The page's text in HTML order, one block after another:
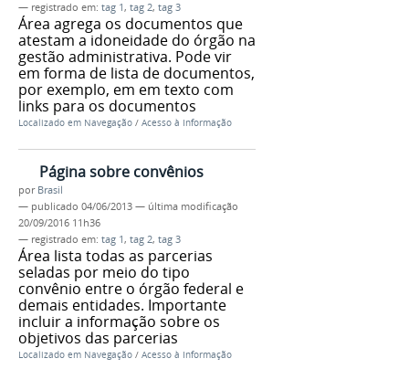
— registrado em: tag 1, tag 2, tag 3
Área agrega os documentos que
atestam a idoneidade do órgão na
gestão administrativa. Pode vir
em forma de lista de documentos,
por exemplo, em em texto com
links para os documentos
Localizado em Navegação / Acesso à Informação
Página sobre convênios
por Brasil
— publicado 04/06/2013 — última modificação
20/09/2016 11h36
— registrado em: tag 1, tag 2, tag 3
Área lista todas as parcerias
seladas por meio do tipo
convênio entre o órgão federal e
demais entidades. Importante
incluir a informação sobre os
objetivos das parcerias
Localizado em Navegação / Acesso à Informação